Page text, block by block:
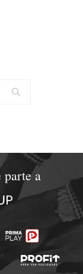
parte a